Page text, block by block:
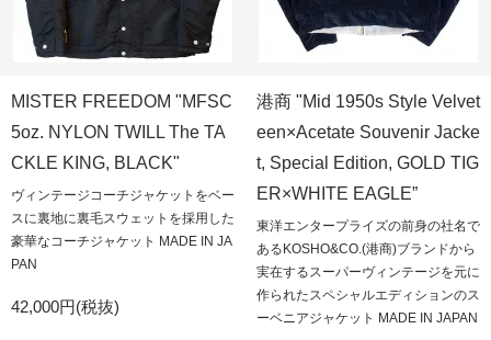
MISTER FREEDOM "MFSC
5oz. NYLON TWILL The TA
CKLE KING, BLACK"
ヴィンテージコーチジャケットをベー
スに裏地に裏毛スウェットを採用した
豪華なコーチジャケット MADE IN JA
PAN
42,000円(税抜)
港商 "Mid 1950s Style Velvet
een×Acetate Souvenir Jacke
t, Special Edition, GOLD TIG
ER×WHITE EAGLE”
東洋エンタープライズの前身の社名で
あるKOSHO&CO.(港商)ブランドから
実在するスーパーヴィンテージを元に
作られたスペシャルエディションのス
ーベニアジャケット MADE IN JAPAN